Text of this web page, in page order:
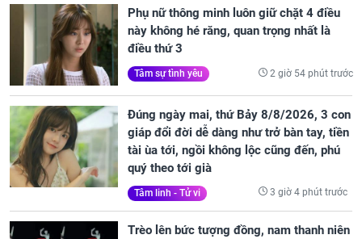
Phụ nữ thông minh luôn giữ chặt 4 điều
này không hé răng, quan trọng nhất là
điều thứ 3
Tâm sự tình yêu 2 giờ 54 phút trước
Đúng ngày mai, thứ Bảy 8/8/2026, 3 con
giáp đổi đời dễ dàng như trở bàn tay, tiền
tài ùa tới, ngồi không lộc cũng đến, phú
quý theo tới già
Tâm linh - Tử vi 3 giờ 4 phút trước
Trèo lên bức tượng đồng, nam thanh niên